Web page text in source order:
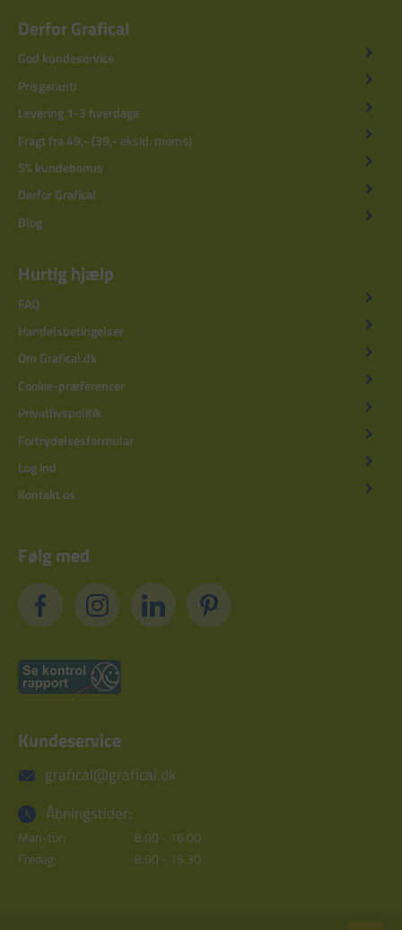
Derfor Grafical
God kundeservice
Prisgaranti
Levering 1-3 hverdage
Fragt fra 49,- (39,- ekskl. moms)
5% kundebonus
Derfor Grafical
Blog
Hurtig hjælp
FAQ
Handelsbetingelser
Om Grafical.dk
Cookie-præferencer
Privatlivspolitik
Fortrydelsesformular
Log ind
Kontakt os
Følg med
Kundeservice
grafical@grafical.dk
Åbningstider:
Man-tor:
8.00 - 16.00
Fredag:
8.00 - 15.30